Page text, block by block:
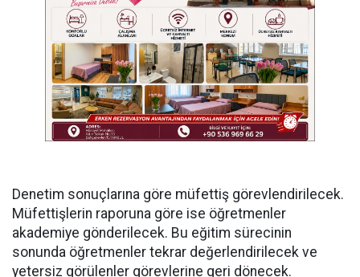
Denetim sonuçlarına göre müfettiş görevlendirilecek.
Müfettişlerin raporuna göre ise öğretmenler
akademiye gönderilecek. Bu eğitim sürecinin
sonunda öğretmenler tekrar değerlendirilecek ve
yetersiz görülenler görevlerine geri dönecek.